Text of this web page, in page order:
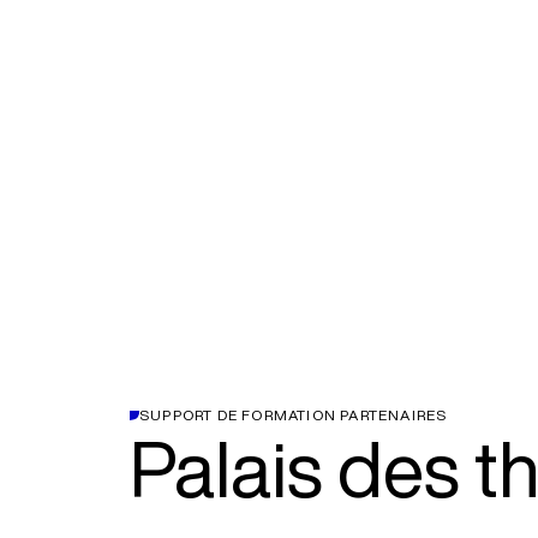
SUPPORT DE FORMATION PARTENAIRES
Palais des